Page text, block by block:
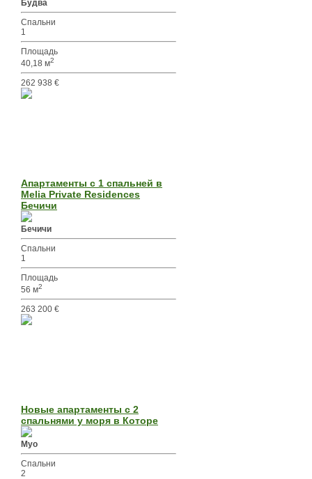
Будва
Спальни
1
Площадь
40,18 м2
262 938 €
Апартаменты с 1 спальней в
Melia Private Residences
Бечичи
Бечичи
Спальни
1
Площадь
56 м2
263 200 €
Новые апартаменты с 2
спальнями у моря в Которе
Муо
Спальни
2